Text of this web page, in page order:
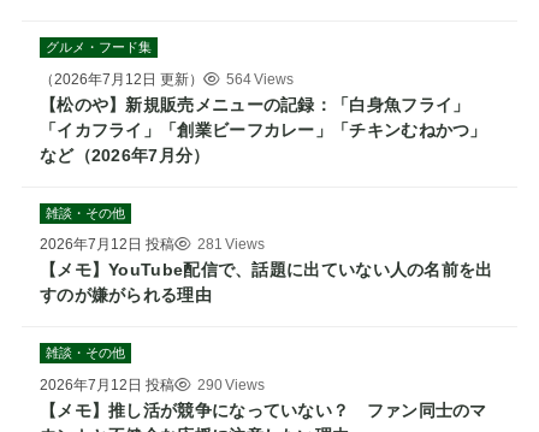
グルメ・フード集
（2026年7月12日 更新） 564 Views
【松のや】新規販売メニューの記録：「白身魚フライ」
「イカフライ」「創業ビーフカレー」「チキンむねかつ」
など（2026年7月分）
雑談・その他
2026年7月12日 投稿 281 Views
【メモ】YouTube配信で、話題に出ていない人の名前を出
すのが嫌がられる理由
雑談・その他
2026年7月12日 投稿 290 Views
【メモ】推し活が競争になっていない？ ファン同士のマ